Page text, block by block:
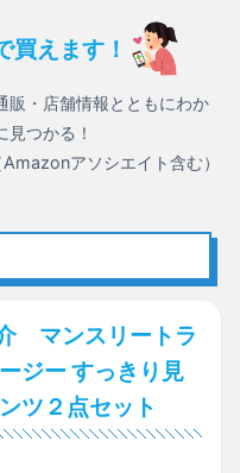
買えます！
販・店舗情報とともにわか
つかる！
アソシエイト含む）
マンスリートラ
ジー すっきり見
ツ２点セット